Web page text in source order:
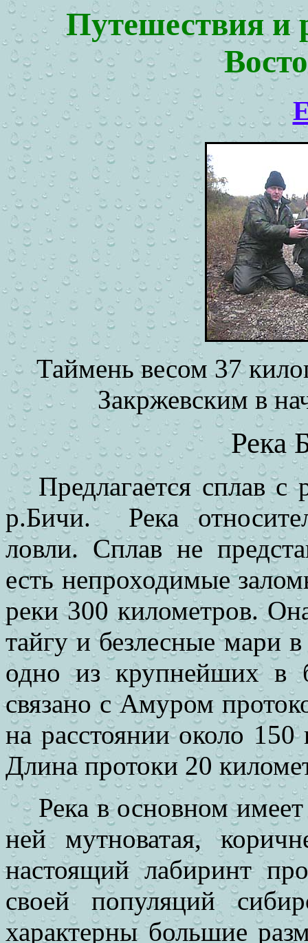
Путешествия и
Таймень весом 37
Закржевским в
Река
Предлагается сплав
р.Бичи.
Река
ловли. Сплав не
есть непроходимые
реки 300 километров.
тайгу и безлесные мари
одно из крупнейших в
связано с Амуром
на расстоянии около
Длина протоки 20
Река в основном
ней мутноватая,
настоящий лабиринт
своей популяций
характерны большие